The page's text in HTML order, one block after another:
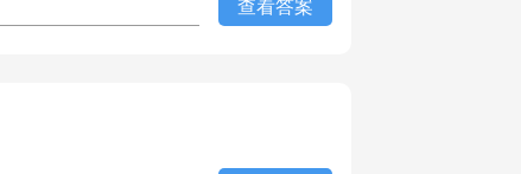
查看答案